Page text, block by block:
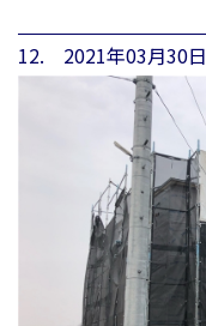
12. 2021年03月30日